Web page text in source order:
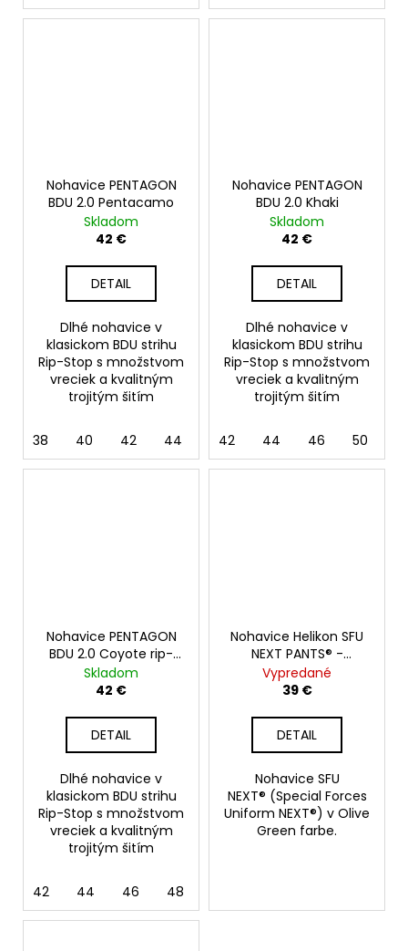
Nohavice PENTAGON
BDU 2.0 Pentacamo
Skladom
42 €
DETAIL
Dlhé nohavice v
klasickom BDU strihu
Rip-Stop s množstvom
vreciek a kvalitným
trojitým šitím
38 40 42 44 46 48 50 52
Nohavice PENTAGON
BDU 2.0 Khaki
Skladom
42 €
DETAIL
Dlhé nohavice v
klasickom BDU strihu
Rip-Stop s množstvom
vreciek a kvalitným
trojitým šitím
42 44 46 50
Nohavice PENTAGON
BDU 2.0 Coyote rip-
stop
Skladom
42 €
DETAIL
Dlhé nohavice v
klasickom BDU strihu
Rip-Stop s množstvom
vreciek a kvalitným
trojitým šitím
42 44 46 48
Nohavice Helikon SFU
NEXT PANTS® -
POLYCOTTON RIPSTOP,
Olive Green
Vypredané
39 €
DETAIL
Nohavice SFU
NEXT® (Special Forces
Uniform NEXT®) v Olive
Green farbe.